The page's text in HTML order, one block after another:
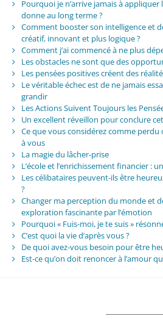
Pourquoi je n’arrive jamais à appliquer
donne au long terme ?
Comment booster son intelligence et
créatif, innovant et plus logique ?
Comment j’ai commencé à ne plus
Les obstacles ne sont que des
Les pensées positives créent des
Le véritable échec est de ne jamais
grandir
Les Actions Suivent Toujours les
Un excellent réveillon pour conclure
Ce que vous considérez comme perdu
à vous
La magie du lâcher-prise
L’école et l’enrichissement financier :
Les célibataires peuvent-ils être
?
Changer ma perception du monde et
exploration fascinante par l’émotion
Pourquoi « Fuis-moi, je te suis »
C’est quoi la vie d’après vous ?
De quoi avez-vous besoin pour être
Est-ce qu’on doit renoncer à l’amour